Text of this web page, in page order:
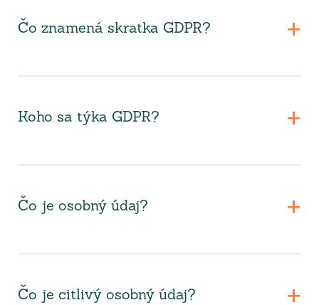
Čo znamená skratka GDPR?
Koho sa týka GDPR?
Čo je osobný údaj?
Čo je citlivý osobný údaj?